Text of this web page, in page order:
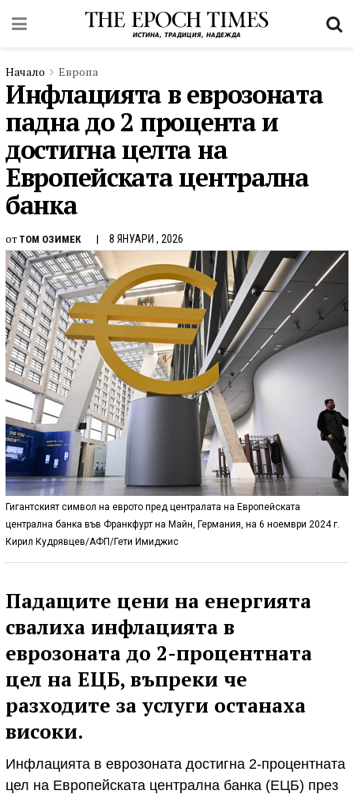
Начало Европа
Инфлацията в еврозоната
падна до 2 процента и
достигна целта на
Европейската централна
банка
от ТОМ ОЗИМЕК 8 ЯНУАРИ , 2026
Гигантският символ на еврото пред централата на Европейската
централна банка във Франкфурт на Майн, Германия, на 6 ноември 2024 г.
Кирил Кудрявцев/АФП/Гети Имиджис
Падащите цени на енергията
свалиха инфлацията в
еврозоната до 2-процентната
цел на ЕЦБ, въпреки че
разходите за услуги останаха
високи.
Инфлацията в еврозоната достигна 2-процентната
цел на Европейската централна банка (ЕЦБ) през